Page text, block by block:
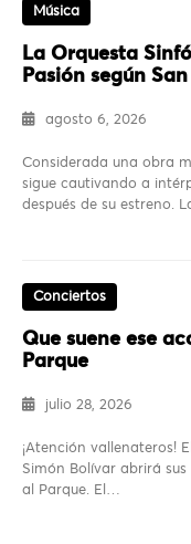
Música
La Orquesta
Pasión según
agosto 6, 2026
Considerada una obra
sigue cautivando a
después de su estreno.
Conciertos
Que suene ese
Parque
julio 28, 2026
¡Atención vallenateros!
Simón Bolívar abrirá
al Parque. El…